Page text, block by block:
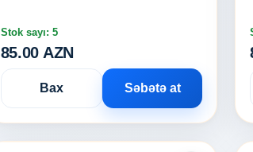
Stok sayı: 5
85.00 AZN
Bax Səbətə at